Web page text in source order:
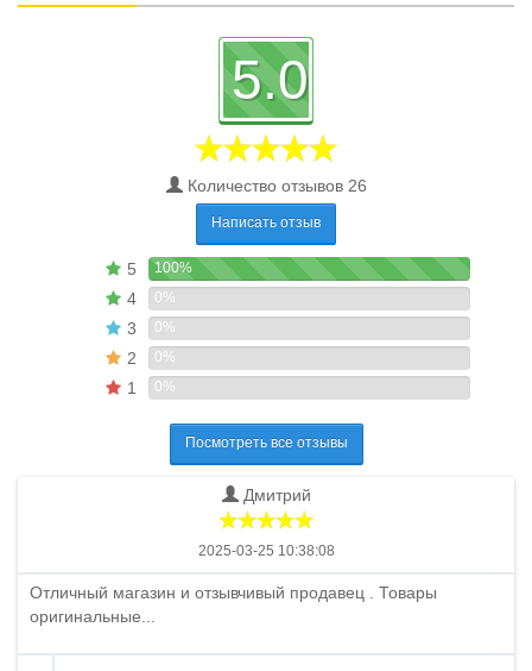
5.0
Количество отзывов 26
Написать отзыв
5 100%
4 0%
3 0%
2 0%
1 0%
Посмотреть все отзывы
Дмитрий
2025-03-25 10:38:08
Отличный магазин и отзывчивый продавец . Товары
оригинальные...